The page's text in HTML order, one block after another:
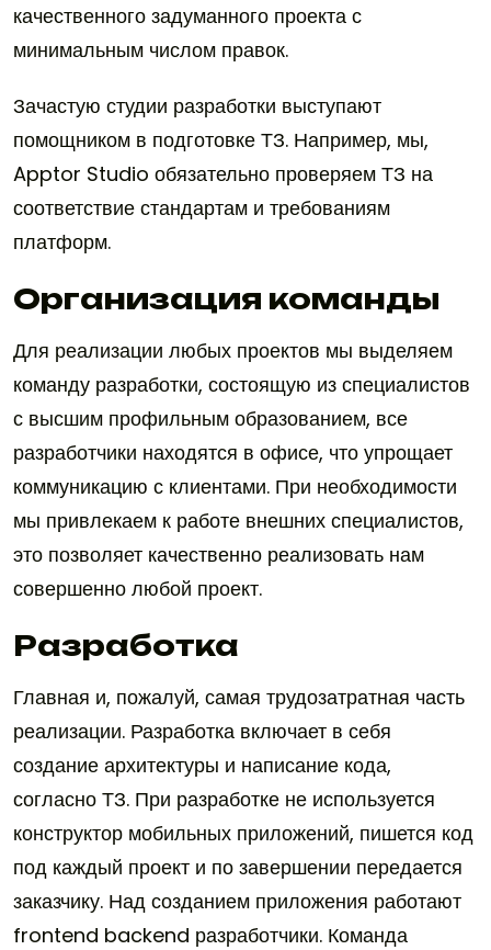
качественного задуманного проекта с
минимальным числом правок.
Зачастую студии разработки выступают
помощником в подготовке ТЗ. Например, мы,
Apptor Studio обязательно проверяем ТЗ на
соответствие стандартам и требованиям
платформ.
Организация команды
Для реализации любых проектов мы выделяем
команду разработки, состоящую из специалистов
с высшим профильным образованием, все
разработчики находятся в офисе, что упрощает
коммуникацию с клиентами. При необходимости
мы привлекаем к работе внешних специалистов,
это позволяет качественно реализовать нам
совершенно любой проект.
Разработка
Главная и, пожалуй, самая трудозатратная часть
реализации. Разработка включает в себя
создание архитектуры и написание кода,
согласно ТЗ. При разработке не используется
конструктор мобильных приложений, пишется код
под каждый проект и по завершении передается
заказчику. Над созданием приложения работают
frontend backend разработчики. Команда